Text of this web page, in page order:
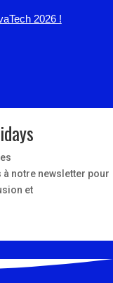
2026 !
notre newsletter pour
et